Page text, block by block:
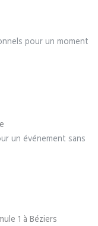
pour un moment
un événement sans
1 à Béziers